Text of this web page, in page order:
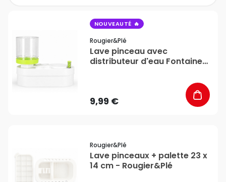
NOUVEAUTÉ
Rougier&plé
Lave pinceau avec
distributeur d'eau Fontaine
9,99 €
Rougier&plé
Lave pinceaux + palette 23 x
14 cm - Rougier&Plé